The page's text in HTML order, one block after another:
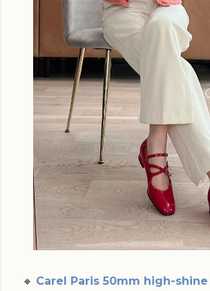
🔸 Carel Paris 50mm high-